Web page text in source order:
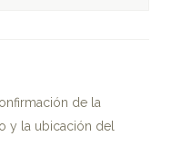
de la
y la ubicación del